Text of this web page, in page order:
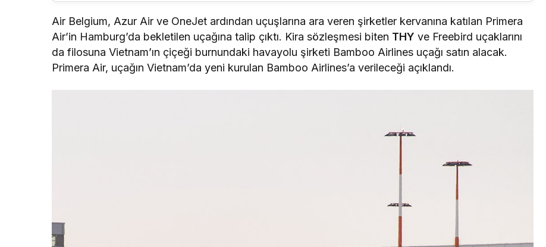
Air Belgium, Azur Air ve OneJet ardından uçuşlarına ara veren şirketler kervanına katılan Primera
Air’in Hamburg’da bekletilen uçağına talip çıktı. Kira sözleşmesi biten THY ve Freebird uçaklarını
da filosuna Vietnam’ın çiçeği burnundaki havayolu şirketi Bamboo Airlines uçağı satın alacak.
Primera Air, uçağın Vietnam’da yeni kurulan Bamboo Airlines’a verileceği açıklandı.